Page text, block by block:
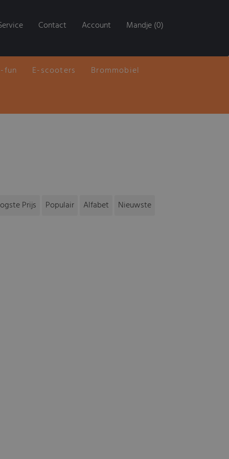
Contact Account Mandje (0)
fun E-scooters Brommobiel
Prijs Populair Alfabet Nieuwste